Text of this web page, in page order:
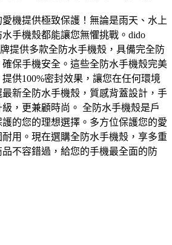
機提供極致保護！無論是雨天、水上
手機殼都能讓您無懼挑戰。dido
牌提供多款全防水手機殼，具備完全防
保手機安全。這些全防水手機殼完美
供100%密封效果，讓您在任何環境
新全防水手機殼，質感背蓋設計，手
，更兼顧時尚。 全防水手機殼是戶
的您的理想選擇。多方位保護您的愛
用。現在選購全防水手機殼，享多重
不容錯過，給您的手機最全面的防